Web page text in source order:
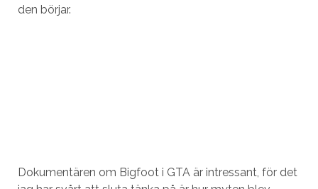
den börjar.
Dokumentären om Bigfoot i GTA är intressant, för det